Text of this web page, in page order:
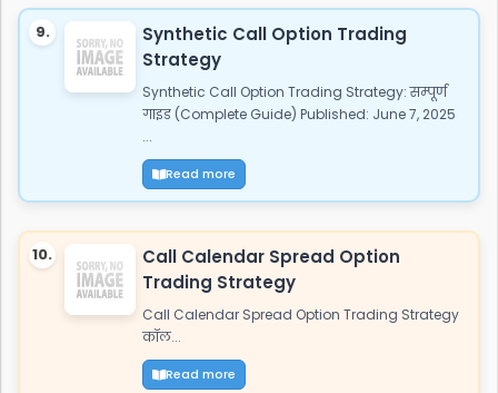
9.
Synthetic Call Option Trading
Strategy
Synthetic Call Option Trading Strategy: सम्पूर्ण
गाइड (Complete Guide) Published: June 7, 2025
...
Read more
10.
Call Calendar Spread Option
Trading Strategy
Call Calendar Spread Option Trading Strategy
कॉल...
Read more